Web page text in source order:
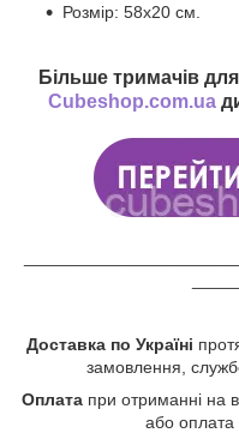
Розмір: 58х20 см.
Більше тримачів
Cubeshop.com.ua
Доставка по Україні
замовлення,
Оплата при отриманні на
або оплата